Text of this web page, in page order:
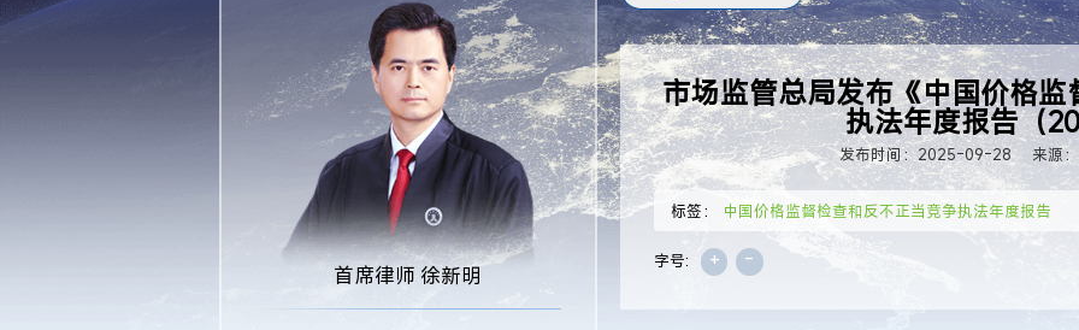
首席律师 徐新明
市场监管总局发布《中国价格
执法年度报告（
发布时间：2025-09-28 来源
标签： 中国价格监督检查和反不正当竞争执法年度报告
字号: + -